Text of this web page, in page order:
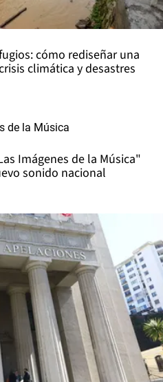
cómo rediseñar una
climática y desastres
Imágenes de la Música"
sonido nacional